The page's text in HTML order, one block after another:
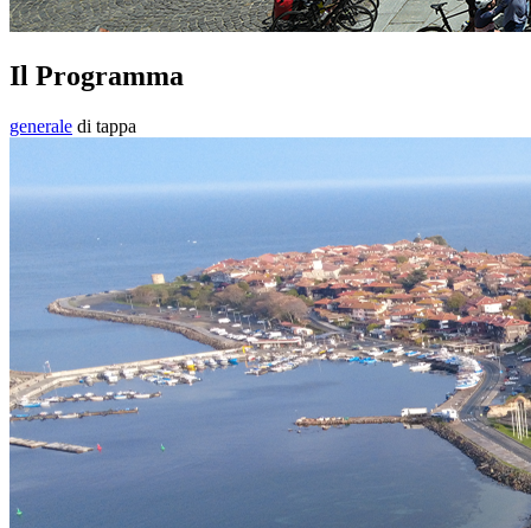
Il Programma
generale di tappa